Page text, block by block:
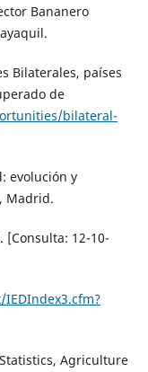
Bananero
Bilaterales, países
de
bilateral-
evolución y
Madrid.
12-10-
Agriculture